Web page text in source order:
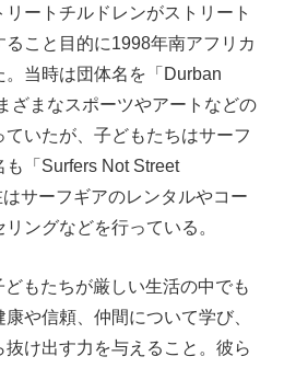
ートチルドレンがストリート
こと目的に1998年南アフリカ
当時は団体名を「Durban
ざまなスポーツやアートなどの
いたが、子どもたちはサーフ
「Surfers Not Street
サーフギアのレンタルやコー
ングなどを行っている。
もたちが厳しい生活の中でも
や信頼、仲間について学び、
け出す力を与えること。彼ら